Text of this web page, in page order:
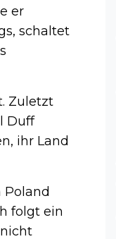
er
schaltet
Zuletzt
Duff
ihr Land
folgt ein